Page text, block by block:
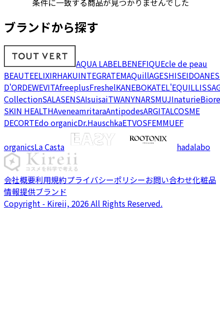
ブランドから探す
AQUA LABELBENEFIQUEcle de peau
BEAUTEELIXIRHAKUINTEGRATEMAQuillAGESHISEIDO
D'ORDEWEVITAfreeplusFreshelKANEBOKATEL'EQUIL
CollectionSALASENSAIsuisaiTWANYNARSMUJInaturieBiore
SKIN HEALTHAveneamritaraAntipodesARGITALCOSME
DECORTEdo organicDr.HauschkaETVOSFEMMUEF
organicsLa Casta hadalabo
会社概要利用規約プライバシーポリシーお問い合わせ化粧品
情報提供ブランド
Copyright - Kireii, 2026 All Rights Reserved.